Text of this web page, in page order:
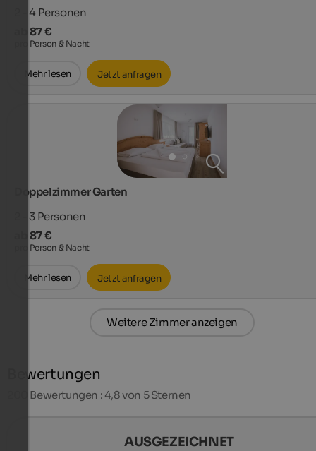
2 - 4 Personen
ab 87 €
pro Person & Nacht
Mehr lesen Jetzt anfragen
Doppelzimmer Garten
2 - 3 Personen
ab 87 €
pro Person & Nacht
Mehr lesen Jetzt anfragen
Weitere Zimmer anzeigen
Bewertungen
Bewertungen : 4,8 von 5 Sternen
AUSGEZEICHNET